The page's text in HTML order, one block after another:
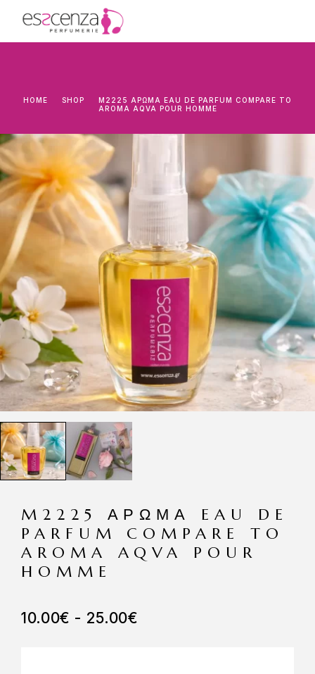
HOME SHOP
M2225 ΆΡΩΜΑ EAU DE PARFUM COMPARE TO
AROMA AQVA POUR HOMME
M2225 ΆΡΩΜΑ EAU DE
PARFUM COMPARE TO
AROMA AQVA POUR
HOMME
10.00€ - 25.00€